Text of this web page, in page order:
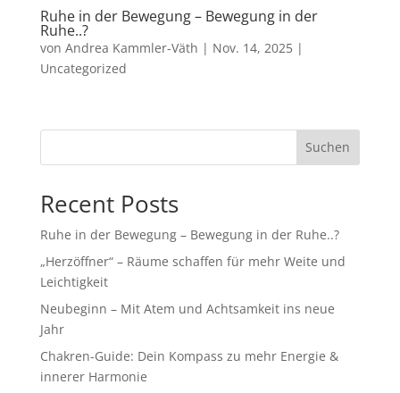
Ruhe in der Bewegung – Bewegung in der
Ruhe..?
von Andrea Kammler-Väth | Nov. 14, 2025|
Uncategorized
Suchen
Recent Posts
Ruhe in der Bewegung – Bewegung in der Ruhe..?
„Herzöffner“ – Räume schaffen für mehr Weite und
Leichtigkeit
Neubeginn – Mit Atem und Achtsamkeit ins neue
Jahr
Chakren-Guide: Dein Kompass zu mehr Energie &
innerer Harmonie